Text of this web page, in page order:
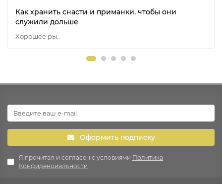
Как хранить снасти и приманки, чтобы они
служили дольше
Хорошее ры..
Оформить подписку
Я прочитал и согласен с условиями Политика
Конфиденциальности